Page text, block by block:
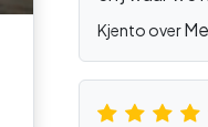
Kjento over